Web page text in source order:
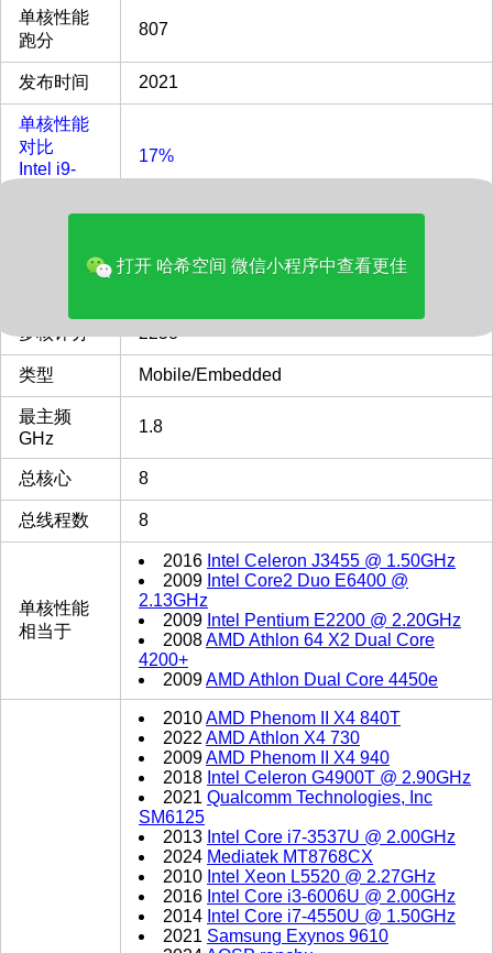
单核性能
跑分
807
发布时间 2021
单核性能
对比
Intel i9-
17%
4%
多核评分 2258
类型 Mobile/Embedded
最主频
GHz
1.8
总核心 8
总线程数 8
单核性能
相当于
2016 Intel Celeron J3455 @ 1.50GHz
2009 Intel Core2 Duo E6400 @
2.13GHz
2009 Intel Pentium E2200 @ 2.20GHz
2008AMD Athlon 64 X2 Dual Core
4200+
2009AMD Athlon Dual Core 4450e
2010AMD Phenom II X4 840T
2022AMD Athlon X4 730
2009AMD Phenom II X4 940
2018 Intel Celeron G4900T @ 2.90GHz
2021 Qualcomm Technologies, Inc
SM6125
2013 Intel Core i7-3537U @ 2.00GHz
2024 Mediatek MT8768CX
2010 Intel Xeon L5520 @ 2.27GHz
2016 Intel Core i3-6006U @ 2.00GHz
2014 Intel Core i7-4550U @ 1.50GHz
2021 Samsung Exynos 9610
打开 哈希空间 微信小程序中查看更佳